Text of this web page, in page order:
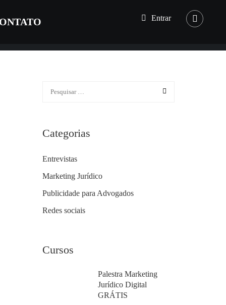
Entrar
Categorias
Entrevistas
Marketing Jurídico
Publicidade para Advogados
Redes sociais
Cursos
Palestra Marketing
Jurídico Digital
GRÁTIS